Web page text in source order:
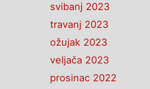
svibanj 2023
travanj 2023
ožujak 2023
veljača 2023
prosinac 2022